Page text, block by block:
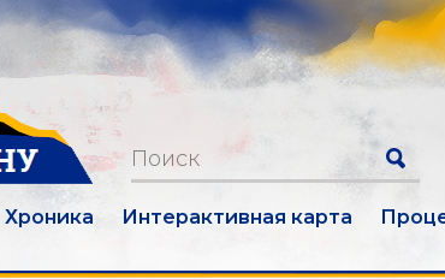
Хроника Интерактивная карта